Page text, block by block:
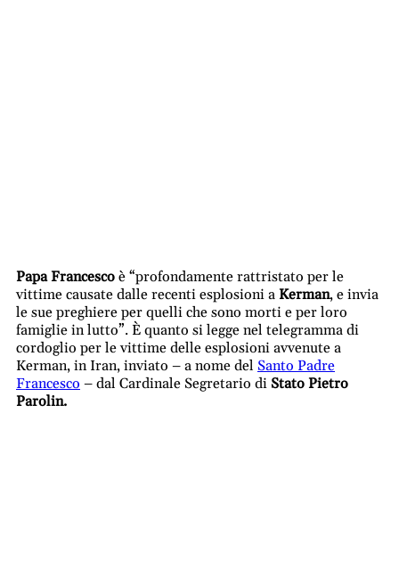
Papa Francesco è “profondamente rattristato per le
vittime causate dalle recenti esplosioni a Kerman, e invia
le sue preghiere per quelli che sono morti e per loro
famiglie in lutto”. È quanto si legge nel telegramma di
cordoglio per le vittime delle esplosioni avvenute a
Kerman, in Iran, inviato – a nome del Santo Padre
Francesco – dal Cardinale Segretario di Stato Pietro
Parolin.